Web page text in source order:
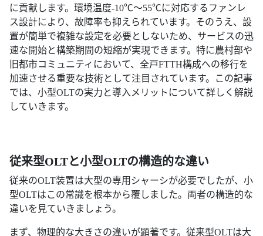
に貢献します。環境温度-10℃～55℃に対応するファンレ
ス設計により、故障率も抑えられています。そのうえ、設
置が簡単で複雑な設定を必要としないため、サービスの迅
速な開始と構築期間の短縮が実現できます。特に農村部や
旧都市コミュニティにおいて、全戸FTTH構成への移行を
加速させる重要な技術として注目されています。この記事
では、小型OLTの実力と導入メリットについて詳しく解説
していきます。
従来型OLTと小型OLTの構造的な違い
従来のOLT装置は大型の専用シャーシが必要でしたが、小
型OLTはこの常識を根本から覆しました。両者の構造的な
違いを見ていきましょう。
まず、物理的な大きさの違いが顕著です。従来型OLTは大